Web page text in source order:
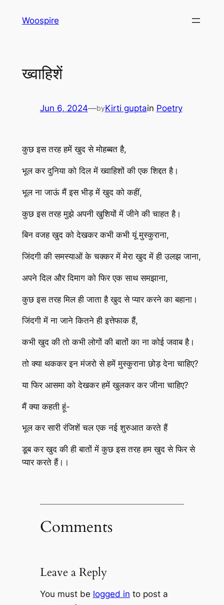
Woospire
ख्वाहिशें
Jun 6, 2024—byKirti guptain Poetry
कुछ इस तरह हमें खुद से मोहब्बत है,
भूल कर दुनिया को दिल में ख्वाहिशों की एक शिद्दत है।
भूल ना जाऊं मैं इस भीड़ में खुद को कहीं,
कुछ इस तरह मुझे अपनी खुशियों में जीने की चाहत है।
बिन वजह खुद को देखकर कभी कभी यूं मुस्कुराना,
जिंदगी की समस्याओं के चक्कर में मेरा खुद में ही उलझ जाना,
अपने दिल और दिमाग को फिर एक साथ समझाना,
कुछ इस तरह मिल ही जाता है खुद से प्यार करने का बहाना।
जिंदगी में ना जाने कितने ही इत्तेफाक हैं,
कभी खुद की तो कभी लोगों की बातों का ना कोई जवाब है।
तो क्या थककर इन मंजरो से हमें मुस्कुराना छोड़ देना चाहिए?
या फिर आसमा को देखकर हमें खुलकर कर जीना चाहिए?
मैं क्या कहती हूं-
भूल कर सारी रंजिशें चल एक नई शुरुआत करते हैं
डूब कर खुद की ही बातों में कुछ इस तरह हम खुद से फिर से
प्यार करते हैं।।
Comments
Leave a Reply
You must be logged in to post a